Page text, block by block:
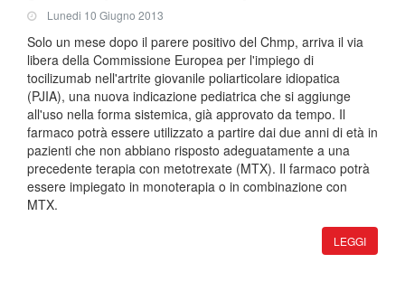
Lunedi 10 Giugno 2013
Solo un mese dopo il parere positivo del Chmp, arriva il via
libera della Commissione Europea per l'impiego di
tocilizumab nell'artrite giovanile poliarticolare idiopatica
(PJIA), una nuova indicazione pediatrica che si aggiunge
all'uso nella forma sistemica, già approvato da tempo. Il
farmaco potrà essere utilizzato a partire dai due anni di età in
pazienti che non abbiano risposto adeguatamente a una
precedente terapia con metotrexate (MTX). Il farmaco potrà
essere impiegato in monoterapia o in combinazione con
MTX.
LEGGI